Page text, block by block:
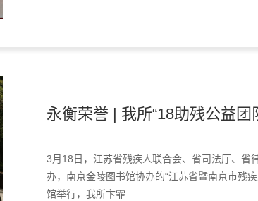
永衡荣誉 | 我所“18助残公益团
3月18日，江苏省残疾人联合会、省司法厅、省
办，南京金陵图书馆协办的“江苏省暨南京市残
馆举行，我所卞霏...